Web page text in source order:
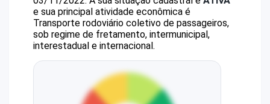
e sua principal atividade econômica é
Transporte rodoviário coletivo de passageiros,
sob regime de fretamento, intermunicipal,
interestadual e internacional.